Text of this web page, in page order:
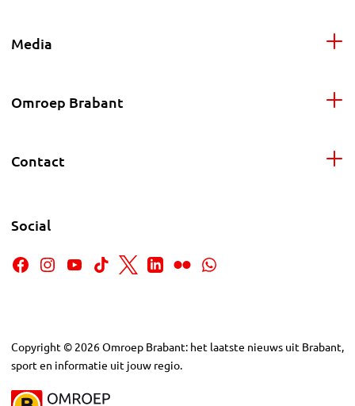
Media
Omroep Brabant
Contact
Social
Copyright © 2026Omroep Brabant: het laatste nieuws uit Brabant,
sport en informatie uit jouw regio.